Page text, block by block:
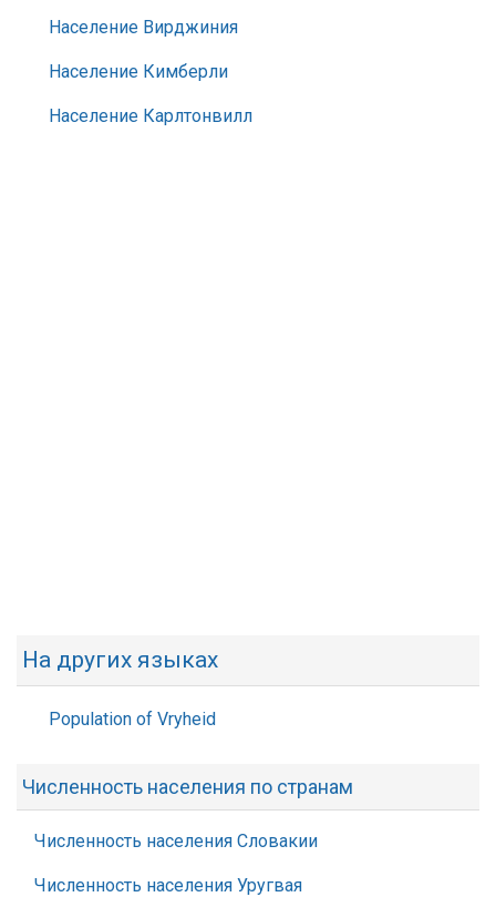
Население Вирджиния
Население Кимберли
Население Карлтонвилл
На других языках
Population of Vryheid
Численность населения по странам
Численность населения Словакии
Численность населения Уругвая